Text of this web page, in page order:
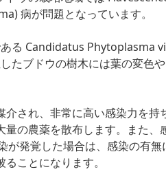
病が問題となっています。
る Candidatus Phytoplasma
たブドウの樹木には葉の変色
介され、非常に高い感染力を
量の農薬を散布します。また
が発覚した場合は、感染の有
ことになります。